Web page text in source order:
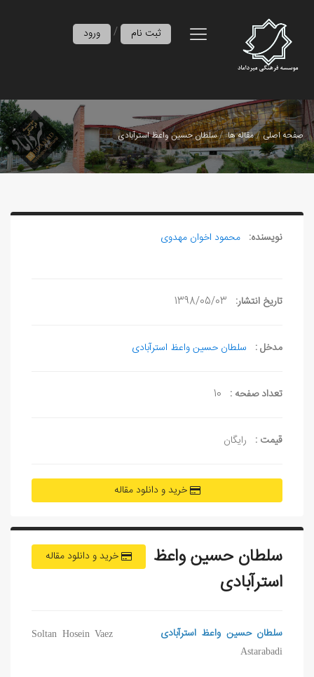
ورود / ثبت نام
صفحه اصلی مقاله ها سلطان حسين واعظ استرآبادی
نویسنده: محمود اخوان مهدوی
تاریخ انتشار: 1398/05/03
مدخل : سلطان حسين واعظ استرآبادی
تعداد صفحه : 10
قیمت : رایگان
خرید و دانلود مقاله
خرید و دانلود مقاله
سلطان حسين واعظ
استرآبادی
سلطان حسين واعظ استرآبادی
Soltan Hosein Vaez
Astarabadi